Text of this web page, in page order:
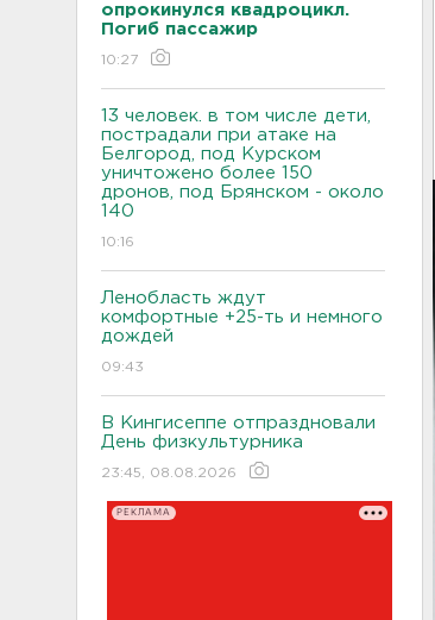
опрокинулся квадроцикл.
Погиб пассажир
10:27
13 человек. в том числе дети,
пострадали при атаке на
Белгород, под Курском
уничтожено более 150
дронов, под Брянском - около
140
10:16
Ленобласть ждут
комфортные +25-ть и немного
дождей
09:43
В Кингисеппе отпраздновали
День физкультурника
23:45, 08.08.2026
РЕКЛАМА